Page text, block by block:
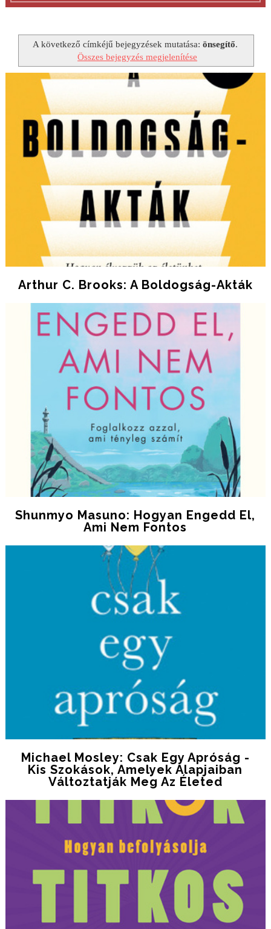
A következő címkéjű bejegyzések mutatása:önsegítő.
Összes bejegyzés megjelenítése
Arthur C. Brooks: A ​boldogság-Akták
Shunmyo Masuno: Hogyan ​engedd El,
Ami Nem Fontos
Michael Mosley: Csak ​egy Apróság -
Kis Szokások, Amelyek Alapjaiban
Változtatják Meg Az Életed